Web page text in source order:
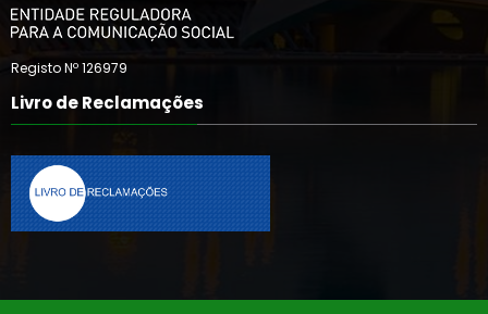
Registo Nº 126979
Livro de Reclamações